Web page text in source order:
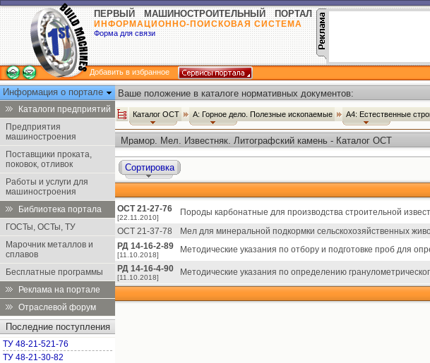
ПЕРВЫЙ МАШИНОСТРОИТЕЛЬНЫЙ ПОРТАЛ
ИНФОРМАЦИОННО-ПОИСКОВАЯ СИСТЕМА
Форма для связи
Добавить в избранное
Информация о портале
Каталоги предприятий
Предприятия
машиностроения
Поставщики проката,
поковок, отливок
Работы и услуги для
машиностроения
Библиотека портала
ГОСТы, ОСТы, ТУ
Марочник металлов и
сплавов
Бесплатные программы
Реклама на портале
Отраслевой форум
Последние поступления
ТУ 48-21-521-76
ТУ 48-21-30-82
Ваше положение в каталоге нормативных документов:
Каталог ОСТ А: Горное дело. Полезные ископаемые А4: Естественные
Мрамор. Мел. Известняк. Литографский камень - Каталог ОСТ
Сортировка
ОСТ 21-27-76
[22.11.2010]
Породы карбонатные для производства строительной
ОСТ 21-37-78
Мел для минеральной подкормки сельскохозяйственных
РД 14-16-2-89
[11.10.2018]
Методические указания по отбору и подготовке проб для
РД 14-16-4-90
[11.10.2018]
Методические указания по определению